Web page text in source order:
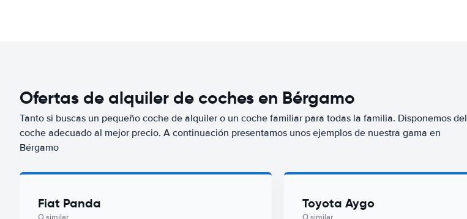
Ofertas de alquiler de coches en Bérgamo
Tanto si buscas un pequeño coche de alquiler o un coche familiar para todas la familia. Disponemos del
coche adecuado al mejor precio. A continuación presentamos unos ejemplos de nuestra gama en
Bérgamo
Fiat Panda Toyota Aygo